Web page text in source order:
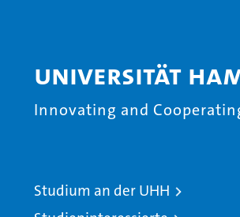
Universität
Innovating and
Studium an der UHH